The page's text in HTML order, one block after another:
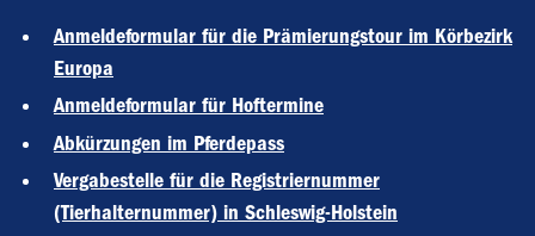
Anmeldeformular für die Prämierungstour im Körbezirk
Europa
Anmeldeformular für Hoftermine
Abkürzungen im Pferdepass
Vergabestelle für die Registriernummer
(Tierhalternummer) in Schleswig-Holstein